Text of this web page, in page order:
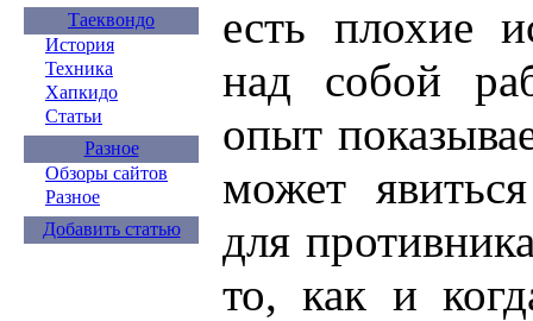
Таеквондо
История
Техника
Хапкидо
Статьи
Разное
Обзоры сайтов
Разное
Добавить статью
есть плохие
над собой
опыт
может
для
то, как и